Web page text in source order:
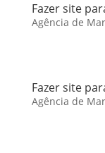
Fazer site
Agência de
Fazer site
Agência de